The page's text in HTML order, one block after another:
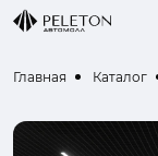
Главная Каталог